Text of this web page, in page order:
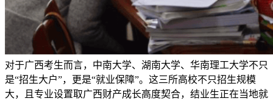
对于广西考生而言，中南大学、湖南大学、华南理工大学不只
是“招生大户”，更是“就业保障”。这三所高校不只招生规模
大，且专业设置取广西财产成长高度契合，结业生正在当地就